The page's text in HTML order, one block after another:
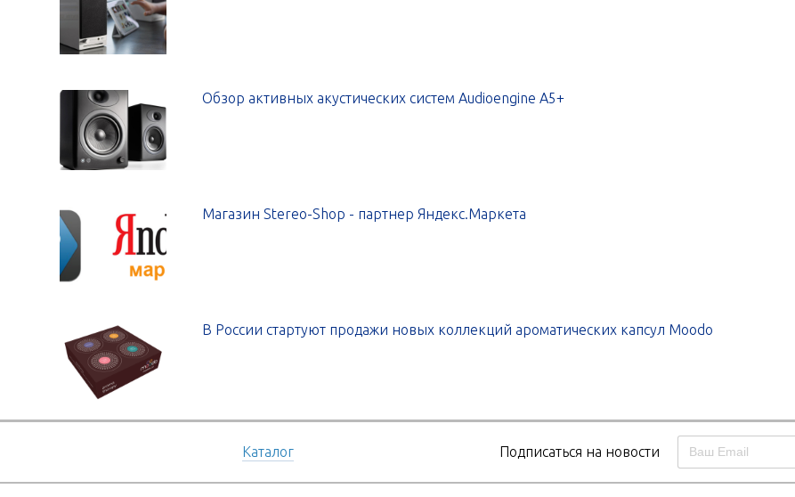
Обзор активных акустических систем Audioengine A5+
Магазин Stereo-Shop - партнер Яндекс.Маркета
В России стартуют продажи новых коллекций ароматических капсул Moodo
Каталог Подписаться на новости